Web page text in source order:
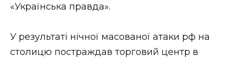
«Українська правда».
У результаті нічної масованої атаки рф на
столицю постраждав торговий центр в